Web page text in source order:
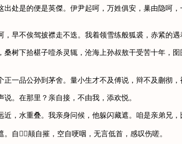
处是的便是英傑。伊尹起呵，万姓俱安，巢由隐呵
早不俟驾披襟走不迭。我着领雪练般狐裘，赤紧的
树下拾椹子噎杀灵辄，沧海上孙叔敖干受苦十年，
一品公孙到茅舍。量小生才不及傅说，辩不及蒯彻，
。在那里？亲自接，不由我，添欢悦。
，水重叠。我亲身问候，他躲闪藏遮。咱是亲弟兄，
自颠自摧，空自哽咽，无言低首，感叹伤嗟。